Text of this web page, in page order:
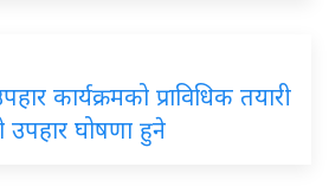
कार्यक्रमको प्राविधिक तयारी
उपहार घोषणा हुने